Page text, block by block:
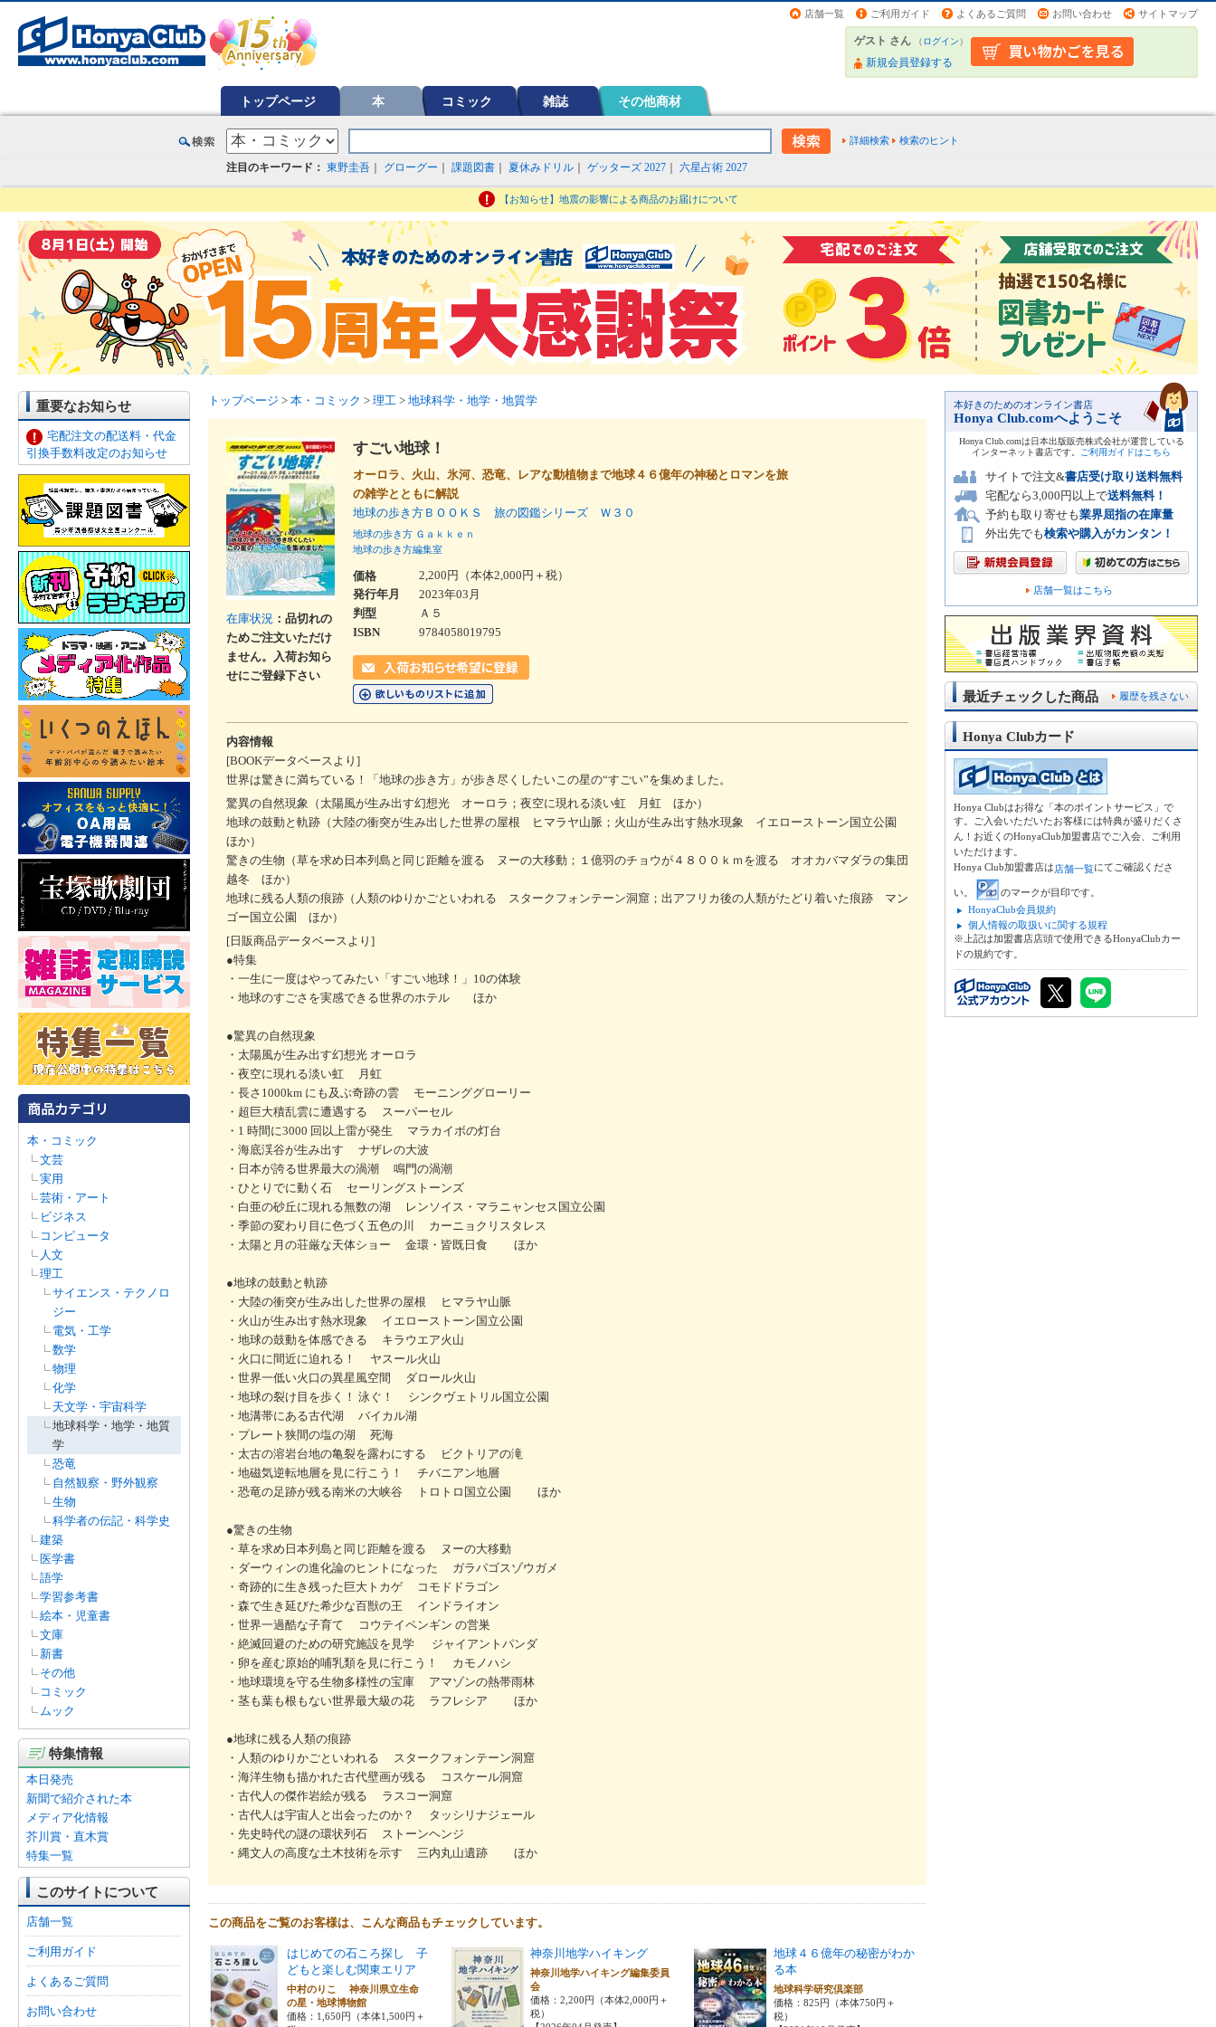
店舗一覧 ご利用ガイド よくあるご質問 お問い合わせ サイトマップ
ゲスト さん （ログイン）
新規会員登録する
トップページ 本 コミック 雑誌 その他商材
詳細検索 検索のヒント
注目のキーワード： 東野圭吾 グローグー 課題図書 夏休みドリル ゲッターズ 2027 六星占術 2027
【お知らせ】地震の影響による商品のお届けについて
重要なお知らせ
宅配注文の配送料・代金
引換手数料改定のお知らせ
本・コミック
文芸
実用
芸術・アート
ビジネス
コンピュータ
人文
理工
サイエンス・テクノロ
ジー
電気・工学
数学
物理
化学
天文学・宇宙科学
地球科学・地学・地質
学
恐竜
自然観察・野外観察
生物
科学者の伝記・科学史
建築
医学書
語学
学習参考書
絵本・児童書
文庫
新書
その他
コミック
ムック
特集情報
本日発売
新聞で紹介された本
メディア化情報
芥川賞・直木賞
特集一覧
このサイトについて
店舗一覧
ご利用ガイド
よくあるご質問
お問い合わせ
トップページ > 本・コミック > 理工 > 地球科学・地学・地質学
在庫状況 ：品切れの
ためご注文いただけ
ません。入荷お知ら
せにご登録下さい
すごい地球！
オーロラ、火山、氷河、恐竜、レアな動植物まで地球４６億年の神秘とロマンを旅
の雑学とともに解説
地球の歩き方ＢＯＯＫＳ 旅の図鑑シリーズ Ｗ３０
地球の歩き方 Ｇａｋｋｅｎ
地球の歩き方編集室
価格
2,200円（本体2,000円＋税）
発行年月
2023年03月
判型
Ａ５
ISBN
9784058019795
内容情報
[BOOKデータベースより]
世界は驚きに満ちている！「地球の歩き方」が歩き尽くしたいこの星の“すごい”を集めました。
驚異の自然現象（太陽風が生み出す幻想光 オーロラ；夜空に現れる淡い虹 月虹 ほか）
地球の鼓動と軌跡（大陸の衝突が生み出した世界の屋根 ヒマラヤ山脈；火山が生み出す熱水現象 イエローストーン国立公園
ほか）
驚きの生物（草を求め日本列島と同じ距離を渡る ヌーの大移動；１億羽のチョウが４８００ｋｍを渡る オオカバマダラの集団
越冬 ほか）
地球に残る人類の痕跡（人類のゆりかごといわれる スタークフォンテーン洞窟；出アフリカ後の人類がたどり着いた痕跡 マン
ゴー国立公園 ほか）
[日販商品データベースより]
●特集
・一生に一度はやってみたい「すごい地球！」10の体験
・地球のすごさを実感できる世界のホテル ほか
●驚異の自然現象
・太陽風が生み出す幻想光 オーロラ
・夜空に現れる淡い虹 月虹
・長さ1000km にも及ぶ奇跡の雲 モーニンググローリー
・超巨大積乱雲に遭遇する スーパーセル
・1 時間に3000 回以上雷が発生 マラカイボの灯台
・海底渓谷が生み出す ナザレの大波
・日本が誇る世界最大の渦潮 鳴門の渦潮
・ひとりでに動く石 セーリングストーンズ
・白亜の砂丘に現れる無数の湖 レンソイス・マラニャンセス国立公園
・季節の変わり目に色づく五色の川 カーニョクリスタレス
・太陽と月の荘厳な天体ショー 金環・皆既日食 ほか
●地球の鼓動と軌跡
・大陸の衝突が生み出した世界の屋根 ヒマラヤ山脈
・火山が生み出す熱水現象 イエローストーン国立公園
・地球の鼓動を体感できる キラウエア火山
・火口に間近に迫れる！ ヤスール火山
・世界一低い火口の異星風空間 ダロール火山
・地球の裂け目を歩く！ 泳ぐ！ シンクヴェトリル国立公園
・地溝帯にある古代湖 バイカル湖
・プレート狭間の塩の湖 死海
・太古の溶岩台地の亀裂を露わにする ビクトリアの滝
・地磁気逆転地層を見に行こう！ チバニアン地層
・恐竜の足跡が残る南米の大峡谷 トロトロ国立公園 ほか
●驚きの生物
・草を求め日本列島と同じ距離を渡る ヌーの大移動
・ダーウィンの進化論のヒントになった ガラパゴスゾウガメ
・奇跡的に生き残った巨大トカゲ コモドドラゴン
・森で生き延びた希少な百獣の王 インドライオン
・世界一過酷な子育て コウテイペンギン の営巣
・絶滅回避のための研究施設を見学 ジャイアントパンダ
・卵を産む原始的哺乳類を見に行こう！ カモノハシ
・地球環境を守る生物多様性の宝庫 アマゾンの熱帯雨林
・茎も葉も根もない世界最大級の花 ラフレシア ほか
●地球に残る人類の痕跡
・人類のゆりかごといわれる スタークフォンテーン洞窟
・海洋生物も描かれた古代壁画が残る コスケール洞窟
・古代人の傑作岩絵が残る ラスコー洞窟
・古代人は宇宙人と出会ったのか？ タッシリナジェール
・先史時代の謎の環状列石 ストーンヘンジ
・縄文人の高度な土木技術を示す 三内丸山遺跡 ほか
この商品をご覧のお客様は、こんな商品もチェックしています。
はじめての石ころ探し 子
どもと楽しむ関東エリア
中村のりこ 神奈川県立生命
の星・地球博物館
価格：1,650円（本体1,500円＋
神奈川地学ハイキング
神奈川地学ハイキング編集委員
会
価格：2,200円（本体2,000円＋
税）
地球４６億年の秘密がわか
る本
地球科学研究倶楽部
価格：825円（本体750円＋
税）
本好きのためのオンライン書店
Honya Club.comへようこそ
Honya Club.comは日本出版販売株式会社が運営している
インターネット書店です。
ご利用ガイドはこちら
サイトで注文&書店受け取り送料無料
宅配なら3,000円以上で送料無料！
予約も取り寄せも業界屈指の在庫量
外出先でも検索や購入がカンタン！
店舗一覧はこちら
履歴を残さない
最近チェックした商品
Honya Clubカード
Honya Clubはお得な「本のポイントサービス」で
す。ご入会いただいたお客様には特典が盛りだくさ
ん！お近くのHonyaClub加盟書店でご入会、ご利用
いただけます。
Honya Club加盟書店は店舗一覧にてご確認くださ
い。
のマークが目印です。
HonyaClub会員規約
個人情報の取扱いに関する規程
※上記は加盟書店店頭で使用できるHonyaClubカー
ドの規約です。